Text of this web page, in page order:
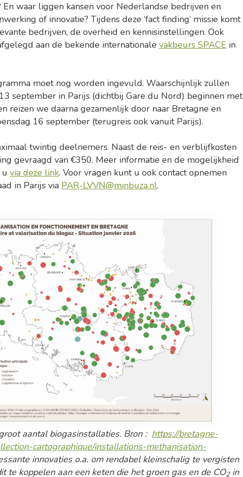
En waar liggen kansen voor Nederlandse bedrijven en
of innovatie? Tijdens deze ‘fact finding’ missie komt
bedrijven, de overheid en kennisinstellingen. Ook
aan de bekende internationale vakbeurs SPACE in
moet nog worden ingevuld. Waarschijnlijk zullen
september in Parijs (dichtbij Gare du Nord) beginnen met
reizen we daarna gezamenlijk door naar Bretagne en
16 september (terugreis ook vanuit Parijs).
twintig deelnemers. Naast de reis- en verblijfkosten
gevraagd van €350. Meer informatie en de mogelijkheid
via deze link. Voor vragen kunt u ook contact opnemen
in Parijs via PAR-LVVN@minbuza.nl.
aantal biogasinstallaties. Bron : https://bretagne-
cartographique/installations-methanisation-
innovaties o.a. om rendabel kleinschalig te vergisten
te koppelen aan een keten die het groen gas en de CO2in